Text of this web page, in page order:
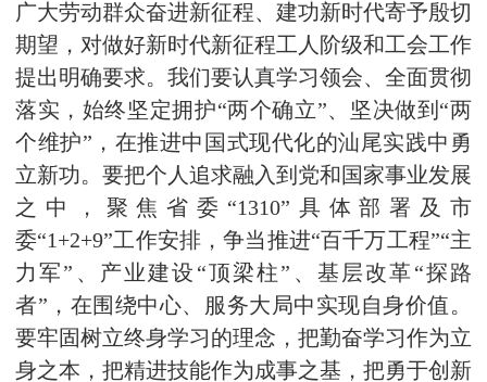
广大劳动群众奋进新征程、建功新时代寄予殷切
期望，对做好新时代新征程工人阶级和工会工作
提出明确要求。我们要认真学习领会、全面贯彻
落实，始终坚定拥护“两个确立”、坚决做到“两
个维护”，在推进中国式现代化的汕尾实践中勇
立新功。要把个人追求融入到党和国家事业发展
之中，聚焦省委“1310”具体部署及市
委“1+2+9”工作安排，争当推进“百千万工程”“主
力军”、产业建设“顶梁柱”、基层改革“探路
者”，在围绕中心、服务大局中实现自身价值。
要牢固树立终身学习的理念，把勤奋学习作为立
身之本，把精进技能作为成事之基，把勇于创新